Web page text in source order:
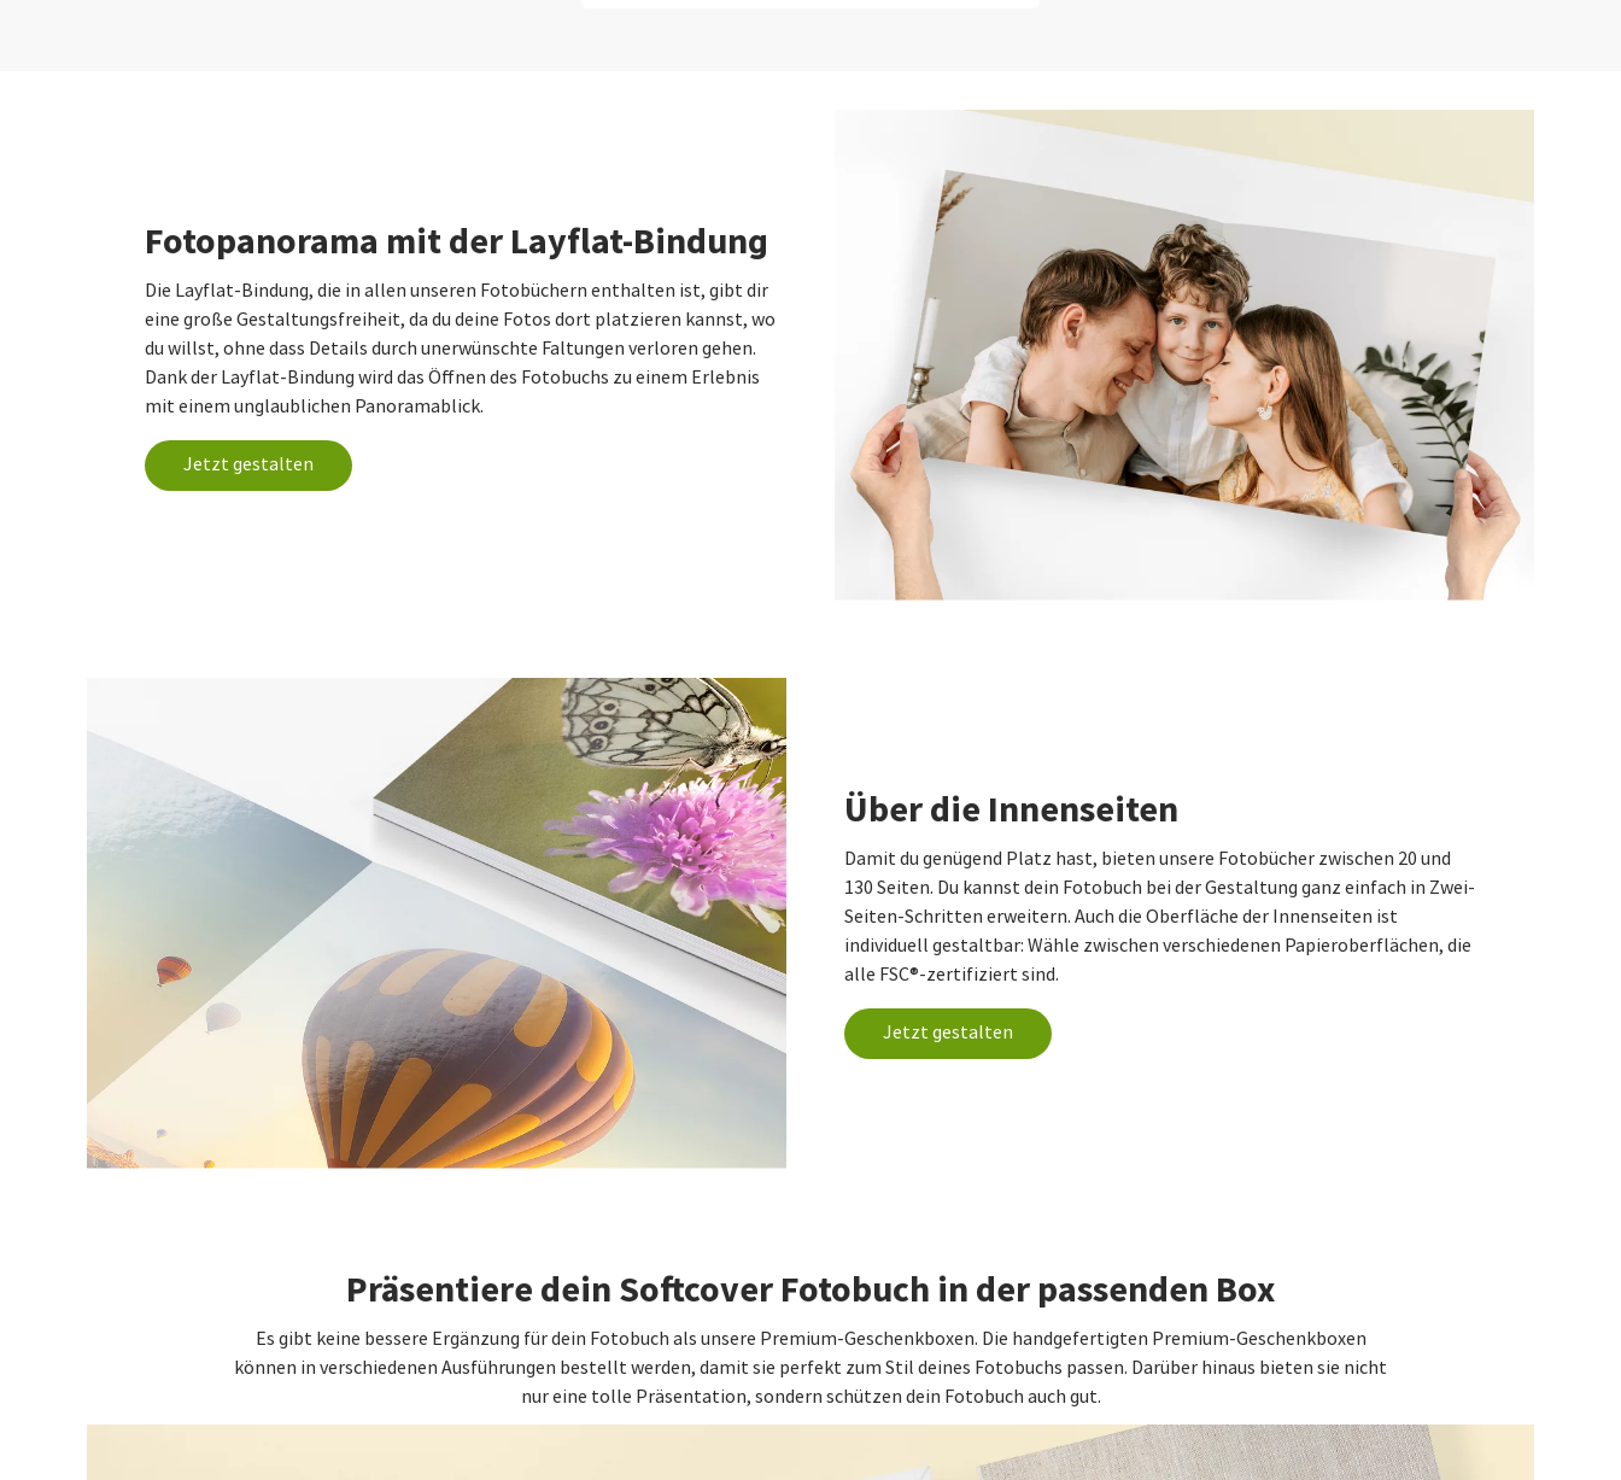
Fotopanorama mit der Layflat-Bindung
Die Layflat-Bindung, die in allen unseren Fotobüchern enthalten ist, gibt dir
eine große Gestaltungsfreiheit, da du deine Fotos dort platzieren kannst, wo
du willst, ohne dass Details durch unerwünschte Faltungen verloren gehen.
Dank der Layflat-Bindung wird das Öffnen des Fotobuchs zu einem Erlebnis
mit einem unglaublichen Panoramablick.
Jetzt gestalten
Über die Innenseiten
Damit du genügend Platz hast, bieten unsere Fotobücher zwischen 20 und
130 Seiten. Du kannst dein Fotobuch bei der Gestaltung ganz einfach in Zwei-
Seiten-Schritten erweitern. Auch die Oberfläche der Innenseiten ist
individuell gestaltbar: Wähle zwischen verschiedenen Papieroberflächen, die
alle FSC®-zertifiziert sind.
Jetzt gestalten
Präsentiere dein Softcover Fotobuch in der passenden Box
Es gibt keine bessere Ergänzung für dein Fotobuch als unsere Premium-Geschenkboxen. Die handgefertigten Premium-Geschenkboxen
können in verschiedenen Ausführungen bestellt werden, damit sie perfekt zum Stil deines Fotobuchs passen. Darüber hinaus bieten sie nicht
nur eine tolle Präsentation, sondern schützen dein Fotobuch auch gut.